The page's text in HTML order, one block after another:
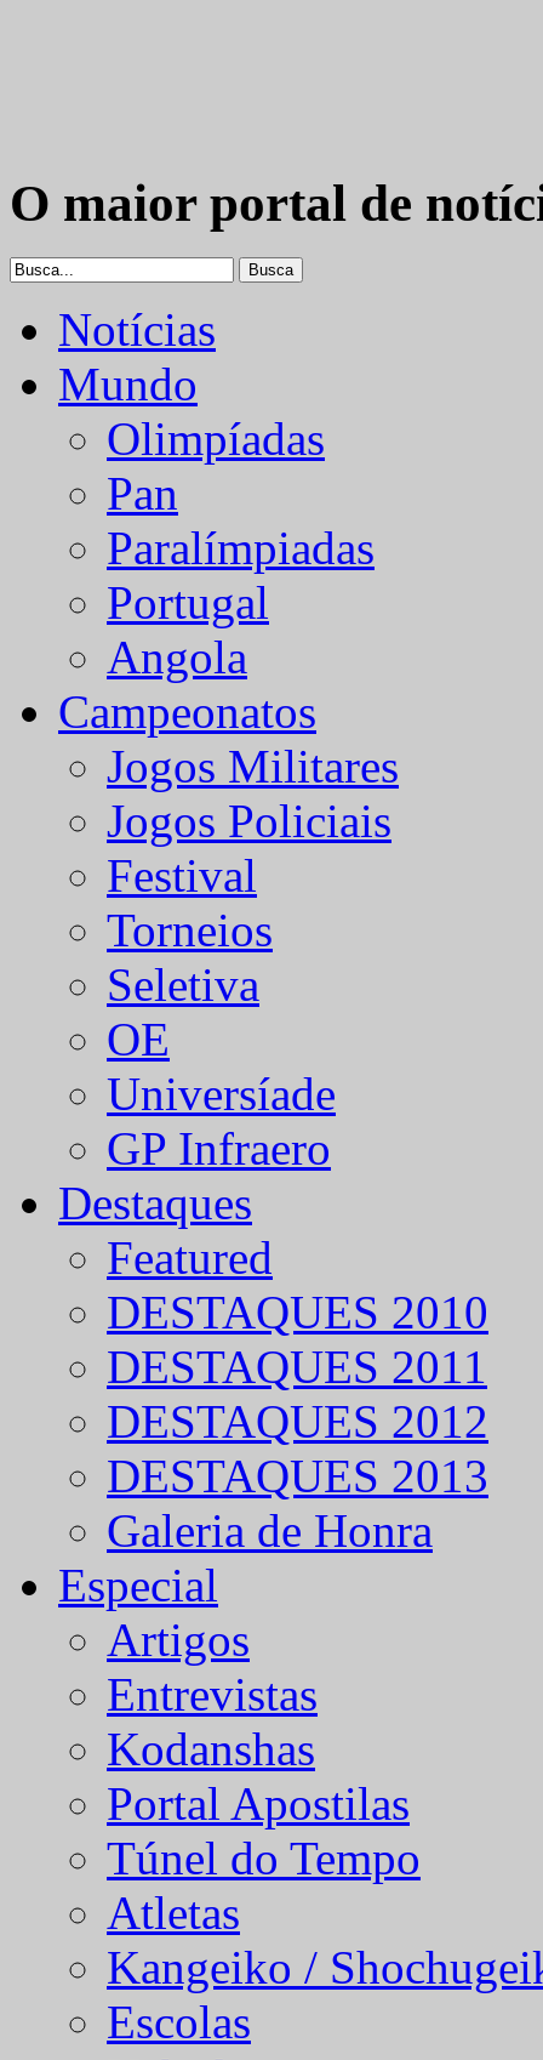
O maior portal de
Notícias
Mundo
Olimpíadas
Pan
Paralímpiadas
Portugal
Angola
Campeonatos
Jogos Militares
Jogos Policiais
Festival
Torneios
Seletiva
OE
Universíade
GP Infraero
Destaques
Featured
DESTAQUES 2010
DESTAQUES 2011
DESTAQUES 2012
DESTAQUES 2013
Galeria de Honra
Especial
Artigos
Entrevistas
Kodanshas
Portal Apostilas
Túnel do Tempo
Atletas
Kangeiko /
Escolas